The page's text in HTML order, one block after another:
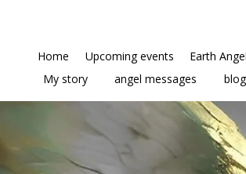
Home Upcoming events Earth
My story
angel messages blog